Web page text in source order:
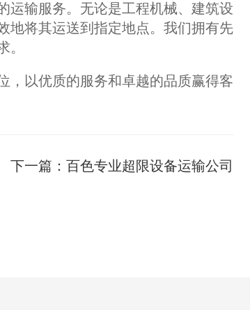
运输服务。无论是工程机械、建筑设
地将其运送到指定地点。我们拥有先
。
，以优质的服务和卓越的品质赢得客
下一篇： 百色专业超限设备运输公司